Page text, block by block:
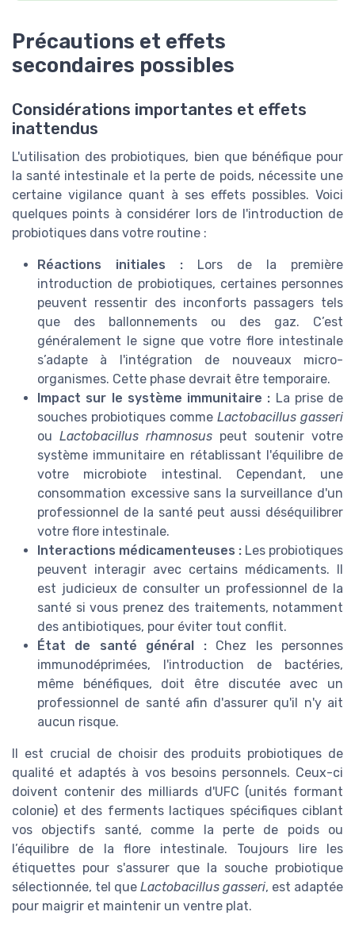
Précautions et effets
secondaires possibles
Considérations importantes et effets
inattendus
L'utilisation des probiotiques, bien que bénéfique pour
la santé intestinale et la perte de poids, nécessite une
certaine vigilance quant à ses effets possibles. Voici
quelques points à considérer lors de l'introduction de
probiotiques dans votre routine :
Réactions initiales : Lors de la première
introduction de probiotiques, certaines personnes
peuvent ressentir des inconforts passagers tels
que des ballonnements ou des gaz. C’est
généralement le signe que votre flore intestinale
s’adapte à l'intégration de nouveaux micro-
organismes. Cette phase devrait être temporaire.
Impact sur le système immunitaire : La prise de
souches probiotiques comme Lactobacillus gasseri
ou Lactobacillus rhamnosus peut soutenir votre
système immunitaire en rétablissant l'équilibre de
votre microbiote intestinal. Cependant, une
consommation excessive sans la surveillance d'un
professionnel de la santé peut aussi déséquilibrer
votre flore intestinale.
Interactions médicamenteuses : Les probiotiques
peuvent interagir avec certains médicaments. Il
est judicieux de consulter un professionnel de la
santé si vous prenez des traitements, notamment
des antibiotiques, pour éviter tout conflit.
État de santé général : Chez les personnes
immunodéprimées, l'introduction de bactéries,
même bénéfiques, doit être discutée avec un
professionnel de santé afin d'assurer qu'il n'y ait
aucun risque.
Il est crucial de choisir des produits probiotiques de
qualité et adaptés à vos besoins personnels. Ceux-ci
doivent contenir des milliards d'UFC (unités formant
colonie) et des ferments lactiques spécifiques ciblant
vos objectifs santé, comme la perte de poids ou
l’équilibre de la flore intestinale. Toujours lire les
étiquettes pour s'assurer que la souche probiotique
sélectionnée, tel que Lactobacillus gasseri, est adaptée
pour maigrir et maintenir un ventre plat.